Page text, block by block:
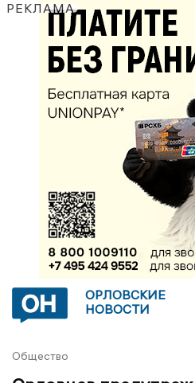
РЕКЛАМА
ОРЛОВСКИЕ
НОВОСТИ
Общество